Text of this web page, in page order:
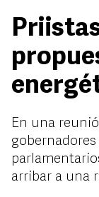
En una
arribar a una